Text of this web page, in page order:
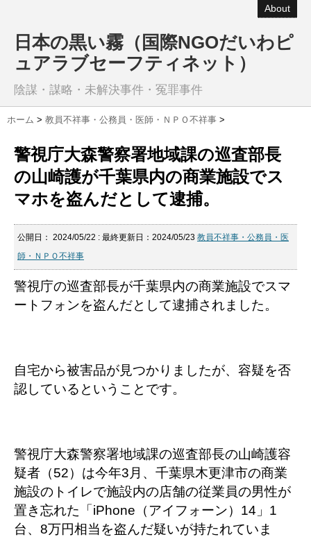
About
日本の黒い霧（国際NGOだいわピ
ュアラブセーフティネット）
陰謀・謀略・未解決事件・冤罪事件
ホーム > 教員不祥事・公務員・医師・ＮＰＯ不祥事 >
警視庁大森警察署地域課の巡査部長
の山崎護が千葉県内の商業施設でス
マホを盗んだとして逮捕。
公開日： 2024/05/22 : 最終更新日：2024/05/23 教員不祥事・公務員・医
師・ＮＰＯ不祥事
警視庁の巡査部長が千葉県内の商業施設でスマ
ートフォンを盗んだとして逮捕されました。
自宅から被害品が見つかりましたが、容疑を否
認しているということです。
警視庁大森警察署地域課の巡査部長の山崎護容
疑者（52）は今年3月、千葉県木更津市の商業
施設のトイレで施設内の店舗の従業員の男性が
置き忘れた「iPhone（アイフォーン）14」1
台、8万円相当を盗んだ疑いが持たれていま